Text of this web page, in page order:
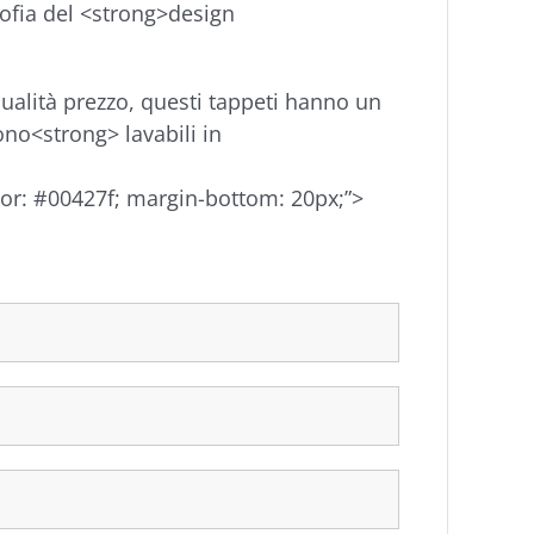
del <strong>design
prezzo, questi tappeti hanno un
lavabili in
#00427f; margin-bottom: 20px;”>